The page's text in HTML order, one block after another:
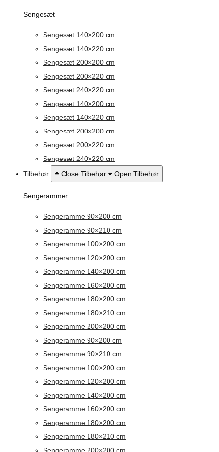
Sengesæt
Sengesæt 140×200 cm
Sengesæt 140×220 cm
Sengesæt 200×200 cm
Sengesæt 200×220 cm
Sengesæt 240×220 cm
Sengesæt 140×200 cm
Sengesæt 140×220 cm
Sengesæt 200×200 cm
Sengesæt 200×220 cm
Sengesæt 240×220 cm
Tilbehør
Close Tilbehør Open Tilbehør
Sengerammer
Sengeramme 90×200 cm
Sengeramme 90×210 cm
Sengeramme 100×200 cm
Sengeramme 120×200 cm
Sengeramme 140×200 cm
Sengeramme 160×200 cm
Sengeramme 180×200 cm
Sengeramme 180×210 cm
Sengeramme 200×200 cm
Sengeramme 90×200 cm
Sengeramme 90×210 cm
Sengeramme 100×200 cm
Sengeramme 120×200 cm
Sengeramme 140×200 cm
Sengeramme 160×200 cm
Sengeramme 180×200 cm
Sengeramme 180×210 cm
Sengeramme 200×200 cm